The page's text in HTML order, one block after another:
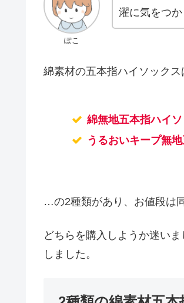
ぽこ
濯に気をつか
綿素材の五本指ハイソックス
綿無地五本指ハイ
うるおいキープ無
…の2種類があり、お値段は
どちらを購入しようか迷い
しました。